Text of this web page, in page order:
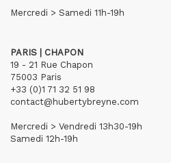
Mercredi > Samedi 11h-19h
PARIS | CHAPON
19 - 21 Rue Chapon
75003 Paris
+33 (0)1 71 32 51 98
contact@hubertybreyne.com
Mercredi > Vendredi 13h30-19h
Samedi 12h-19h